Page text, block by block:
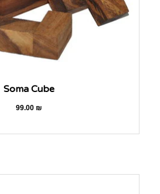
Soma Cube
99.00₪